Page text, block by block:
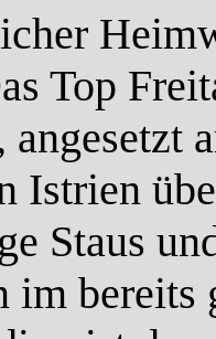
Top
angesetzt
Istrien
Staus
im